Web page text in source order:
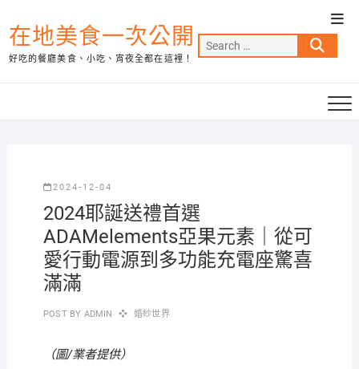
to
content
在地美食一次公開
好吃的餐廳美食、小吃、宵夜全都在這裡！
Search
…
2024-12-04
2024耶誕送禮首選
ADAMelements亞果元素｜從可
愛行動電源到多功能充電座驚喜
滿滿
POST BY ADMIN 婚紗世界
（圖/業者提供）